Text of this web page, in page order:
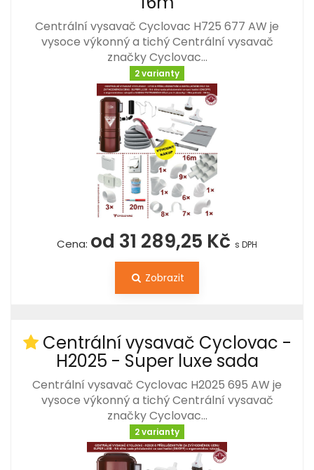
Centrální vysavač Cyclovac H725 677 AW je
vysoce výkonný a tichý Centrální vysavač
značky Cyclovac…
2 varianty
Cena: od 31 289,25 Kč s DPH
Zobrazit
Centrální vysavač Cyclovac -
H2025 - Super luxe sada
Centrální vysavač Cyclovac H2025 695 AW je
vysoce výkonný a tichý Centrální vysavač
značky Cyclovac…
2 varianty